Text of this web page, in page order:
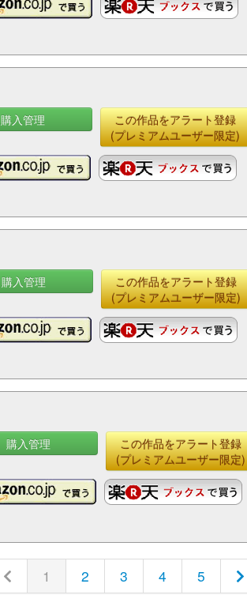
購入管理
この作品をアラート登録
(プレミアムユーザー限定)
購入管理
この作品をアラート登録
(プレミアムユーザー限定)
購入管理
この作品をアラート登録
(プレミアムユーザー限定)
1 2 3 4 5